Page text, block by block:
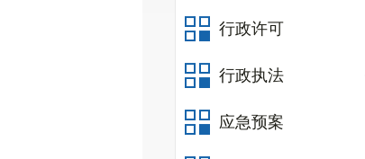
行政许可
行政执法
应急预案